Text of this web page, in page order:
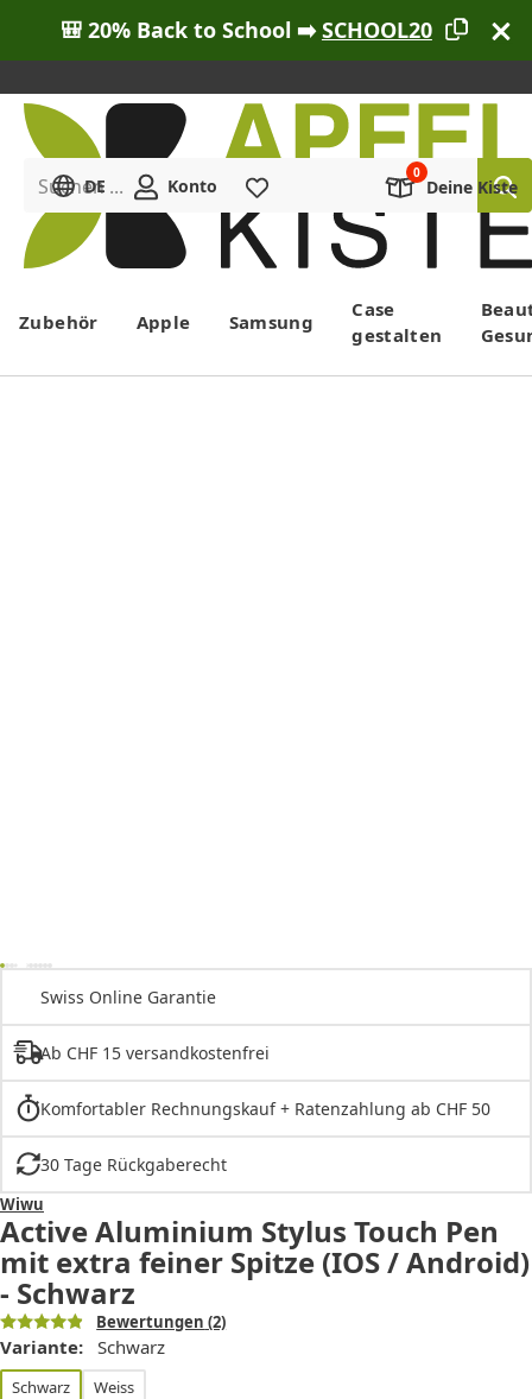
🎒 20% Back to School ➡️SCHOOL20
Menü
Suchen ...
DE Konto Deine Kiste
Zubehör Apple Samsung
Case
gestalten
Swiss Online Garantie
Ab CHF 15 versandkostenfrei
Komfortabler Rechnungskauf + Ratenzahlung ab CHF 50
30 Tage Rückgaberecht
Wiwu
Active Aluminium Stylus Touch Pen
mit extra feiner Spitze (IOS / Android)
- Schwarz
Bewertungen (2)
Variante: Schwarz
Schwarz Weiss